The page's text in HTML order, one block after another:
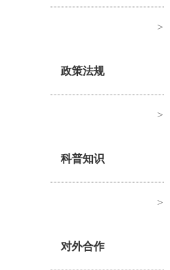
>
政策法规
>
科普知识
>
对外合作